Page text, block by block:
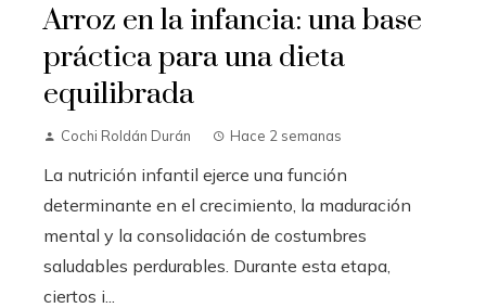
Arroz en la infancia: una base
práctica para una dieta
equilibrada
Cochi Roldán Durán Hace 2 semanas
La nutrición infantil ejerce una función
determinante en el crecimiento, la maduración
mental y la consolidación de costumbres
saludables perdurables. Durante esta etapa,
ciertos i...